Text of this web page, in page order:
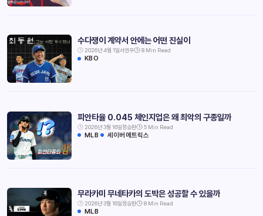
수다쟁이 계약서 안에는 어떤 진실이
2026년 4월 1일서연우 8 Min Read
KBO
피안타율 0.045 체인지업은 왜 최악의 구종일까
2026년 3월 16일정승환 5 Min Read
MLB 세이버메트릭스
무라카미 무네타카의 도박은 성공할 수 있을까
2026년 3월 16일정승환 8 Min Read
MLB